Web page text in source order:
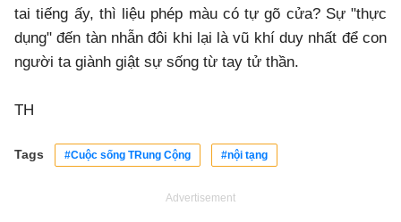
tai tiếng ấy, thì liệu phép màu có tự gõ cửa? Sự "thực
dụng" đến tàn nhẫn đôi khi lại là vũ khí duy nhất để con
người ta giành giật sự sống từ tay tử thần.
TH
Tags #Cuộc sống TRung Cộng #nội tạng
Advertisement